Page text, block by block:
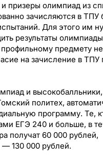
призеры олимпиад из
зачисляются в ТПУ
Для этого им
результаты олимпиады
предмету
на зачисление в ТПУ
и высокобалльники,
политех,
программу. Те,
ЕГЭ 240 и больше, в
получат 60 000 рублей,
130 000 рублей.